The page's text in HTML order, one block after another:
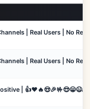
| Real Users | No
| Real Users | No
|